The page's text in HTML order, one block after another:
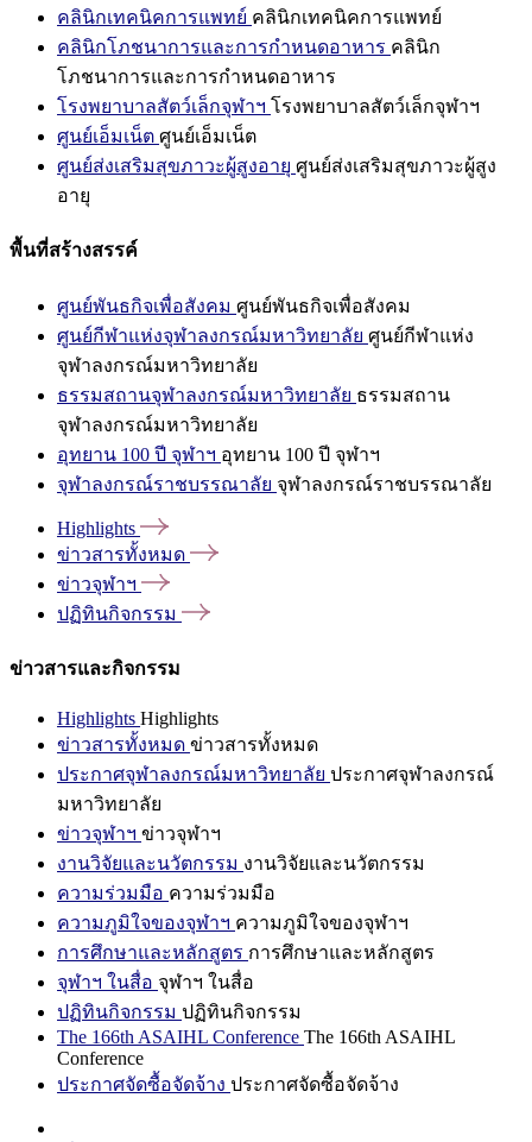
คลินิกเทคนิคการแพทย์ คลินิกเทคนิคการแพทย์
คลินิกโภชนาการและการกำหนดอาหาร คลินิก
โภชนาการและการกำหนดอาหาร
โรงพยาบาลสัตว์เล็กจุฬาฯ โรงพยาบาลสัตว์เล็กจุฬาฯ
ศูนย์เอ็มเน็ต ศูนย์เอ็มเน็ต
ศูนย์ส่งเสริมสุขภาวะผู้สูงอายุ ศูนย์ส่งเสริมสุขภาวะผู้สูง
อายุ
พื้นที่สร้างสรรค์
ศูนย์พันธกิจเพื่อสังคม ศูนย์พันธกิจเพื่อสังคม
ศูนย์กีฬาแห่งจุฬาลงกรณ์มหาวิทยาลัย ศูนย์กีฬาแห่ง
จุฬาลงกรณ์มหาวิทยาลัย
ธรรมสถานจุฬาลงกรณ์มหาวิทยาลัย ธรรมสถาน
จุฬาลงกรณ์มหาวิทยาลัย
อุทยาน 100 ปี จุฬาฯ อุทยาน 100 ปี จุฬาฯ
จุฬาลงกรณ์ราชบรรณาลัย จุฬาลงกรณ์ราชบรรณาลัย
Highlights
ข่าวสารทั้งหมด
ข่าวจุฬาฯ
ปฏิทินกิจกรรม
ข่าวสารและกิจกรรม
Highlights Highlights
ข่าวสารทั้งหมด ข่าวสารทั้งหมด
ประกาศจุฬาลงกรณ์มหาวิทยาลัย ประกาศจุฬาลงกรณ์
มหาวิทยาลัย
ข่าวจุฬาฯ ข่าวจุฬาฯ
งานวิจัยและนวัตกรรม งานวิจัยและนวัตกรรม
ความร่วมมือ ความร่วมมือ
ความภูมิใจของจุฬาฯ ความภูมิใจของจุฬาฯ
การศึกษาและหลักสูตร การศึกษาและหลักสูตร
จุฬาฯ ในสื่อ จุฬาฯ ในสื่อ
ปฏิทินกิจกรรม ปฏิทินกิจกรรม
The 166th ASAIHL Conference The 166th ASAIHL
Conference
ประกาศจัดซื้อจัดจ้าง ประกาศจัดซื้อจัดจ้าง